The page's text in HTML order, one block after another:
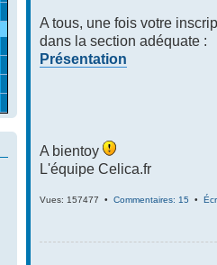
A tous, une fois votre
dans la section adéquate :
Présentation
A bientoy
L'équipe Celica.fr
Vues: 157477 • Commentaires: 15 •